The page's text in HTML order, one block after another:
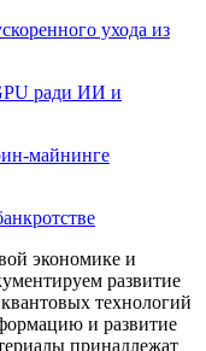
ухода из
ради ИИ и
майнинге
экономике и
развитие
технологий
и развитие
принадлежат